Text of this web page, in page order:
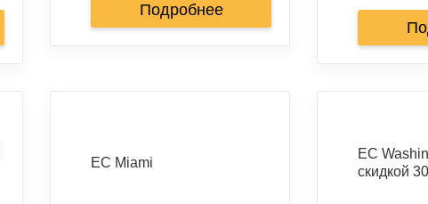
Подробнее
EC Miami
EC
скидкой